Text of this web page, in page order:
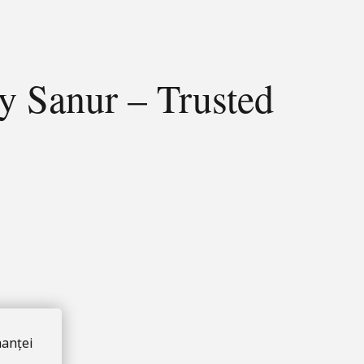
Sanur – Trusted